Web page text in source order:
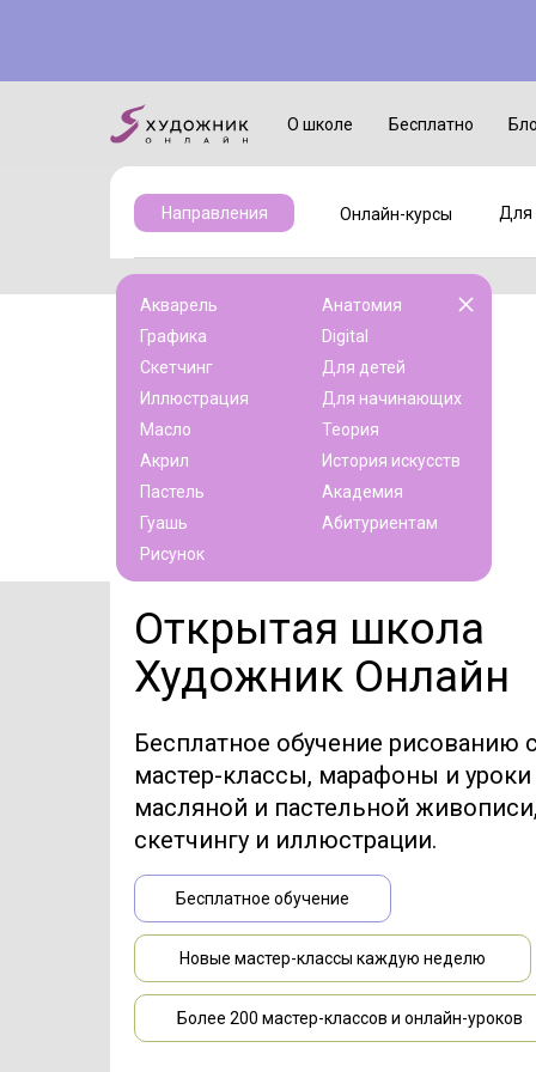
О школе Бесплатно
Для
Онлайн-курсы
Направления
Акварель
Графика
Скетчинг
Иллюстрация
Масло
Акрил
Пастель
Гуашь
Рисунок
Анатомия
Digital
Для детей
Для начинающих
Теория
История искусств
Академия
Абитуриентам
Открытая школа
Художник Онлайн
Бесплатное обучение рисованию
мастер-классы, марафоны и
масляной и пастельной
скетчингу и иллюстрации.
Бесплатное обучение
Новые мастер-классы каждую неделю
Более 200 мастер-классов и онлайн-уроков